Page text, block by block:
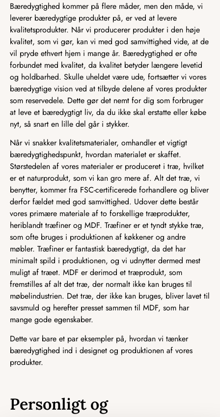
Bæredygtighed kommer på flere måder, men den måde, vi
leverer bæredygtige produkter på, er ved at levere
kvalitetsprodukter. Når vi producerer produkter i den høje
kvalitet, som vi gør, kan vi med god samvittighed vide, at de
vil pryde ethvert hjem i mange år. Bæredygtighed er ofte
forbundet med kvalitet, da kvalitet betyder længere levetid
og holdbarhed. Skulle uheldet være ude, fortsætter vi vores
bæredygtige vision ved at tilbyde delene af vores produkter
som reservedele. Dette gør det nemt for dig som forbruger
at leve et bæredygtigt liv, da du ikke skal erstatte eller købe
nyt, så snart en lille del går i stykker.
Når vi snakker kvalitetsmaterialer, omhandler et vigtigt
bæredygtighedspunkt, hvordan materialet er skaffet.
Størstedelen af vores materialer er produceret i træ, hvilket
er et naturprodukt, som vi kan gro mere af. Alt det træ, vi
benytter, kommer fra FSC-certificerede forhandlere og bliver
derfor fældet med god samvittighed. Udover dette består
vores primære materiale af to forskellige træprodukter,
heriblandt træfiner og MDF. Træfiner er et tyndt stykke træ,
som ofte bruges i produktionen af køkkener og andre
møbler. Træfiner er fantastisk bæredygtigt, da det har
minimalt spild i produktionen, og vi udnytter dermed mest
muligt af træet. MDF er derimod et træprodukt, som
fremstilles af alt det træ, der normalt ikke kan bruges til
møbelindustrien. Det træ, der ikke kan bruges, bliver lavet til
savsmuld og herefter presset sammen til MDF, som har
mange gode egenskaber.
Dette var bare et par eksempler på, hvordan vi tænker
bæredygtighed ind i designet og produktionen af vores
produkter.
Personligt og